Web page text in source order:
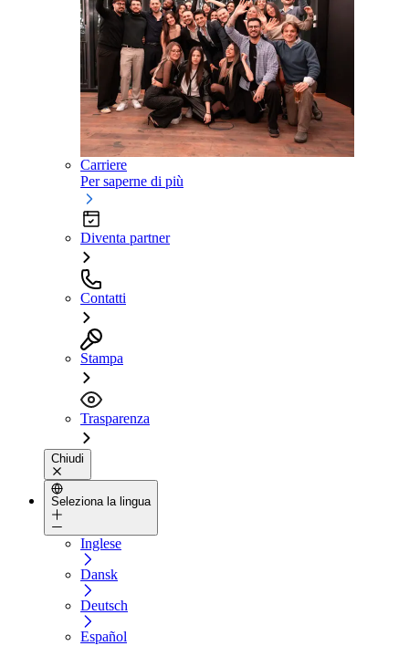
Carriere
Per saperne di più
Diventa partner
Contatti
Stampa
Trasparenza
Chiudi
Seleziona la lingua
Inglese
Dansk
Deutsch
Español